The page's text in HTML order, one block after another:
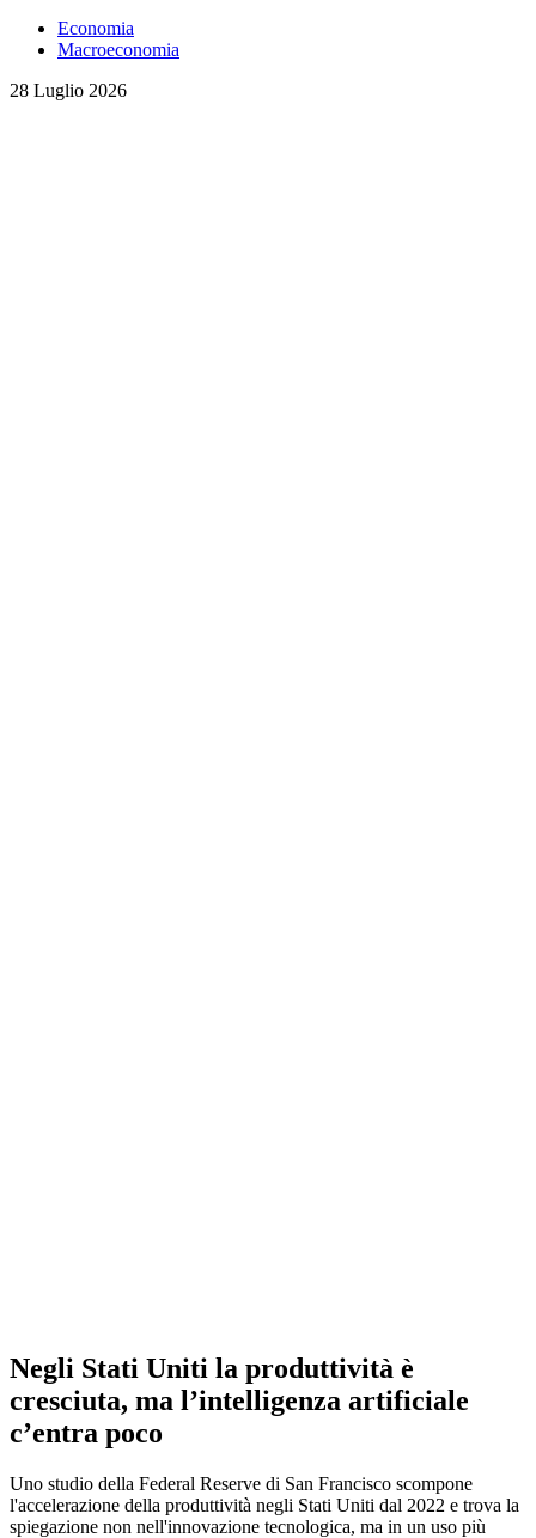
Economia
Macroeconomia
28 Luglio 2026
Negli Stati Uniti la produttività è
cresciuta, ma l’intelligenza artificiale
c’entra poco
Uno studio della Federal Reserve di San Francisco scompone
l'accelerazione della produttività negli Stati Uniti dal 2022 e trova la
spiegazione non nell'innovazione tecnologica, ma in un uso più